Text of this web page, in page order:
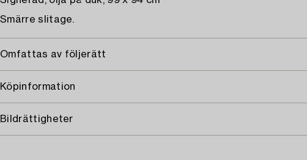
Smärre slitage.
Omfattas av följerätt
Köpinformation
Bildrättigheter